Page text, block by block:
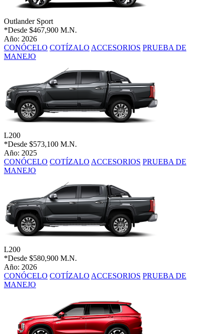
Outlander Sport
*Desde $467,900 M.N.
Año: 2026
CONÓCELO COTÍZALO ACCESORIOS PRUEBA DE
MANEJO
L200
*Desde $573,100 M.N.
Año: 2025
CONÓCELO COTÍZALO ACCESORIOS PRUEBA DE
MANEJO
L200
*Desde $580,900 M.N.
Año: 2026
CONÓCELO COTÍZALO ACCESORIOS PRUEBA DE
MANEJO